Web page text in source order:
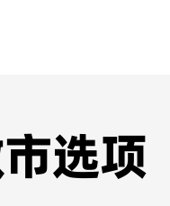
选项